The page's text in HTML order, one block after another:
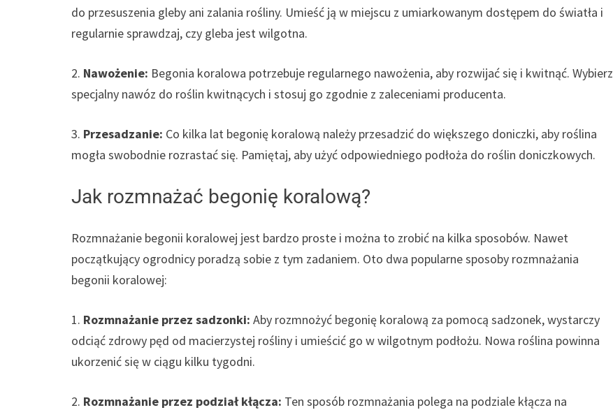
do przesuszenia gleby ani zalania rośliny. Umieść ją w miejscu z umiarkowanym dostępem do światła i
regularnie sprawdzaj, czy gleba jest wilgotna.
2. Nawożenie: Begonia koralowa potrzebuje regularnego nawożenia, aby rozwijać się i kwitnąć. Wybierz
specjalny nawóz do roślin kwitnących i stosuj go zgodnie z zaleceniami producenta.
3. Przesadzanie: Co kilka lat begonię koralową należy przesadzić do większego doniczki, aby roślina
mogła swobodnie rozrastać się. Pamiętaj, aby użyć odpowiedniego podłoża do roślin doniczkowych.
Jak rozmnażać begonię koralową?
Rozmnażanie begonii koralowej jest bardzo proste i można to zrobić na kilka sposobów. Nawet
początkujący ogrodnicy poradzą sobie z tym zadaniem. Oto dwa popularne sposoby rozmnażania
begonii koralowej:
1. Rozmnażanie przez sadzonki: Aby rozmnożyć begonię koralową za pomocą sadzonek, wystarczy
odciąć zdrowy pęd od macierzystej rośliny i umieścić go w wilgotnym podłożu. Nowa roślina powinna
ukorzenić się w ciągu kilku tygodni.
2. Rozmnażanie przez podział kłącza: Ten sposób rozmnażania polega na podziale kłącza na